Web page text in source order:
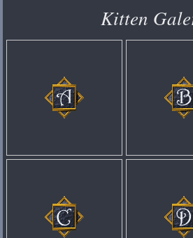
Kitten